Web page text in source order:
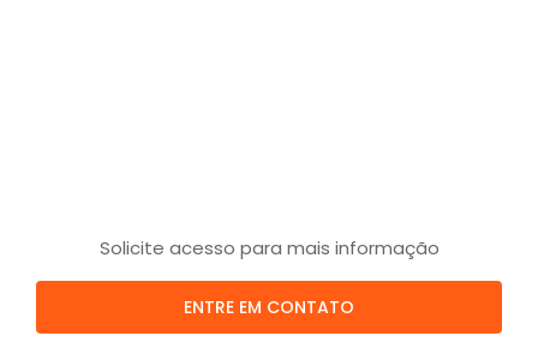
Solicite acesso para mais informação
ENTRE EM CONTATO